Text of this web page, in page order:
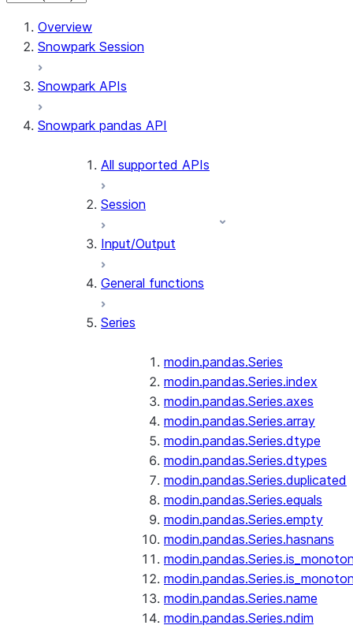
Overview
Snowpark Session
Snowpark APIs
Snowpark pandas API
All supported APIs
Session
Input/Output
General functions
Series
modin.pandas.Series
modin.pandas.Series.index
modin.pandas.Series.axes
modin.pandas.Series.array
modin.pandas.Series.dtype
modin.pandas.Series.dtypes
modin.pandas.Series.duplicated
modin.pandas.Series.equals
modin.pandas.Series.empty
modin.pandas.Series.hasnans
modin.pandas.Series.name
modin.pandas.Series.ndim